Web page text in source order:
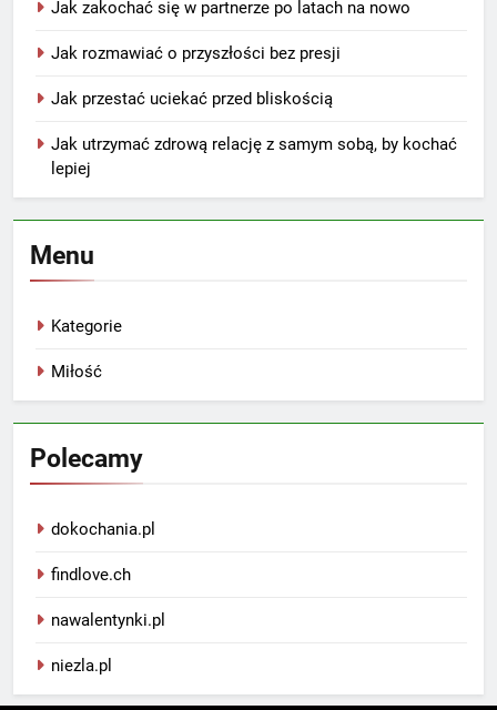
Jak zakochać się w partnerze po latach na nowo
Jak rozmawiać o przyszłości bez presji
Jak przestać uciekać przed bliskością
Jak utrzymać zdrową relację z samym sobą, by kochać
lepiej
Menu
Kategorie
Miłość
Polecamy
dokochania.pl
findlove.ch
nawalentynki.pl
niezla.pl